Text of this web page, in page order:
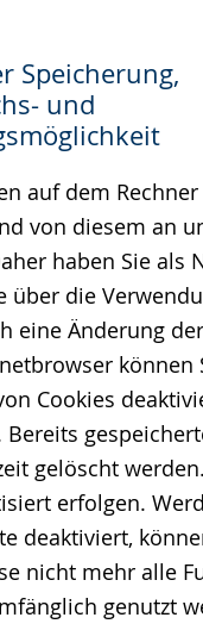
Speicherung,
und
auf dem
von diesem an
haben Sie als
über die
eine Änderung
können
Cookies
gelöscht
erfolgen.
deaktiviert,
nicht mehr alle
genutzt